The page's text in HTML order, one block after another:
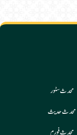
محدث سٹور
محدث حدیث
محدث فورم